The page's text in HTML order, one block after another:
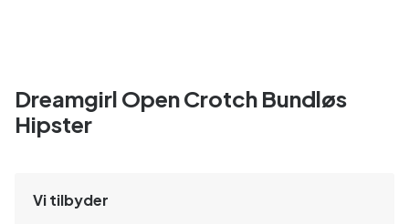
Dreamgirl Open Crotch Bundløs
Hipster
Vi tilbyder